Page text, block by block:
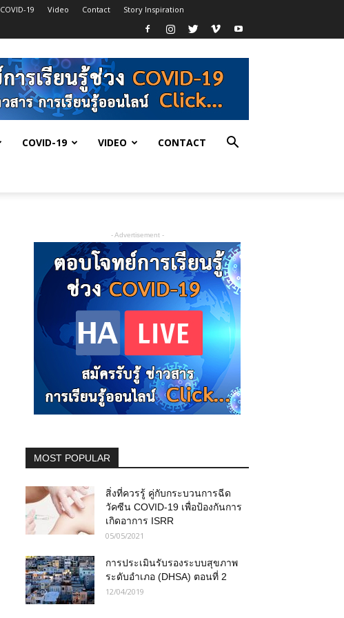
COVID-19 Video Contact Story Inspiration
COVID-19 VIDEO CONTACT
- Advertisement -
MOST POPULAR
สิ่งที่ควรรู้ คู่กับกระบวนการฉีด
วัคซีน COVID-19 เพื่อป้องกันการ
เกิดอาการ ISRR
05/05/2021
การประเมินรับรองระบบสุขภาพ
ระดับอำเภอ (DHSA) ตอนที่ 2
12/04/2019